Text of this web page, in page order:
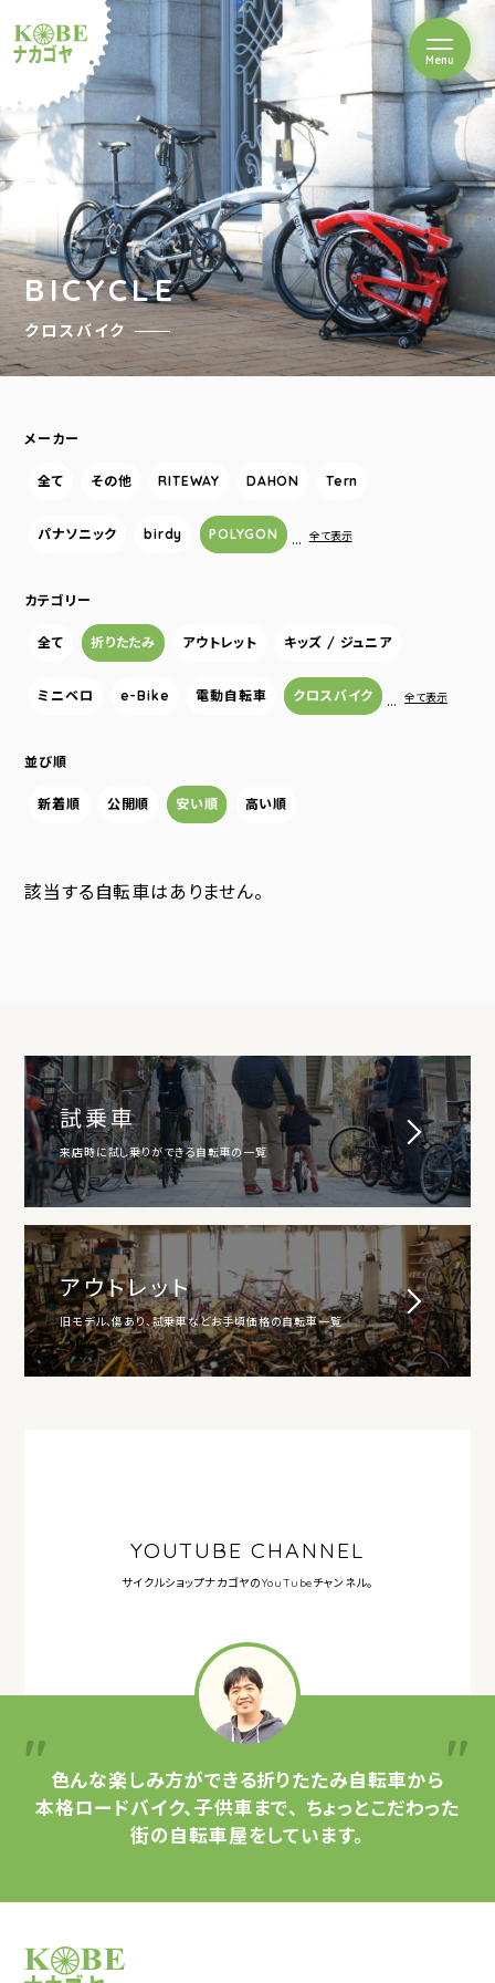
ルショップナカゴヤ
Menuを開閉
BICYCLE
クロスバイク
メーカー
全て その他 RITEWAY DAHON Tern
パナソニック birdy POLYGON … 全て表示
カテゴリー
全て 折りたたみ アウトレット キッズ / ジュニア
ミニベロ e-Bike 電動自転車 クロスバイク … 全て表示
並び順
新着順 公開順 安い順 高い順
該当する自転車はありません。
試乗車
来店時に試し乗りができる自転車の一覧
アウトレット
旧モデル、傷あり、試乗車などお手頃価格の自転車一覧
YOUTUBE CHANNEL
サイクルショップナカゴヤのYouTubeチャンネル。
色んな楽しみ方ができる折りたたみ自転車から
本格ロードバイク、子供車まで、 ちょっとこだわった
街の自転車屋をしています。
サイクルショップナカゴヤ